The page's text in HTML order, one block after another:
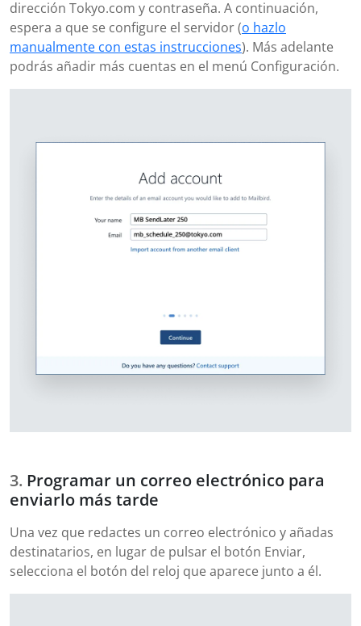
dirección Tokyo.com y contraseña. A continuación,
espera a que se configure el servidor (o hazlo
manualmente con estas instrucciones). Más adelante
podrás añadir más cuentas en el menú Configuración.
Programar un correo electrónico para
enviarlo más tarde
Una vez que redactes un correo electrónico y añadas
destinatarios, en lugar de pulsar el botón Enviar,
selecciona el botón del reloj que aparece junto a él.